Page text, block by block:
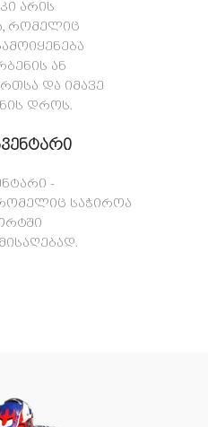
არის
რომელიც
ან
და იმავე
დროს.
-
საჭიროა